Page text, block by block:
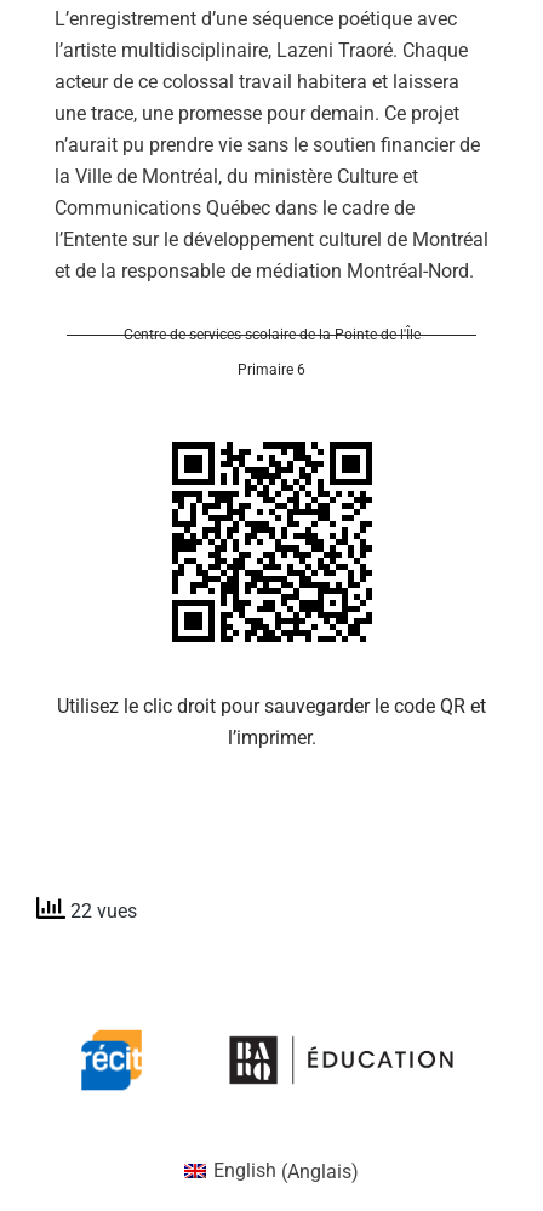
L’enregistrement d’une séquence poétique avec
l’artiste multidisciplinaire, Lazeni Traoré. Chaque
acteur de ce colossal travail habitera et laissera
une trace, une promesse pour demain. Ce projet
n’aurait pu prendre vie sans le soutien financier de
la Ville de Montréal, du ministère Culture et
Communications Québec dans le cadre de
l’Entente sur le développement culturel de Montréal
et de la responsable de médiation Montréal-Nord.
Centre de services scolaire de la Pointe-de-l'Île
Primaire 6
Utilisez le clic droit pour sauvegarder le code QR et
l’imprimer.
22 vues
English (Anglais)